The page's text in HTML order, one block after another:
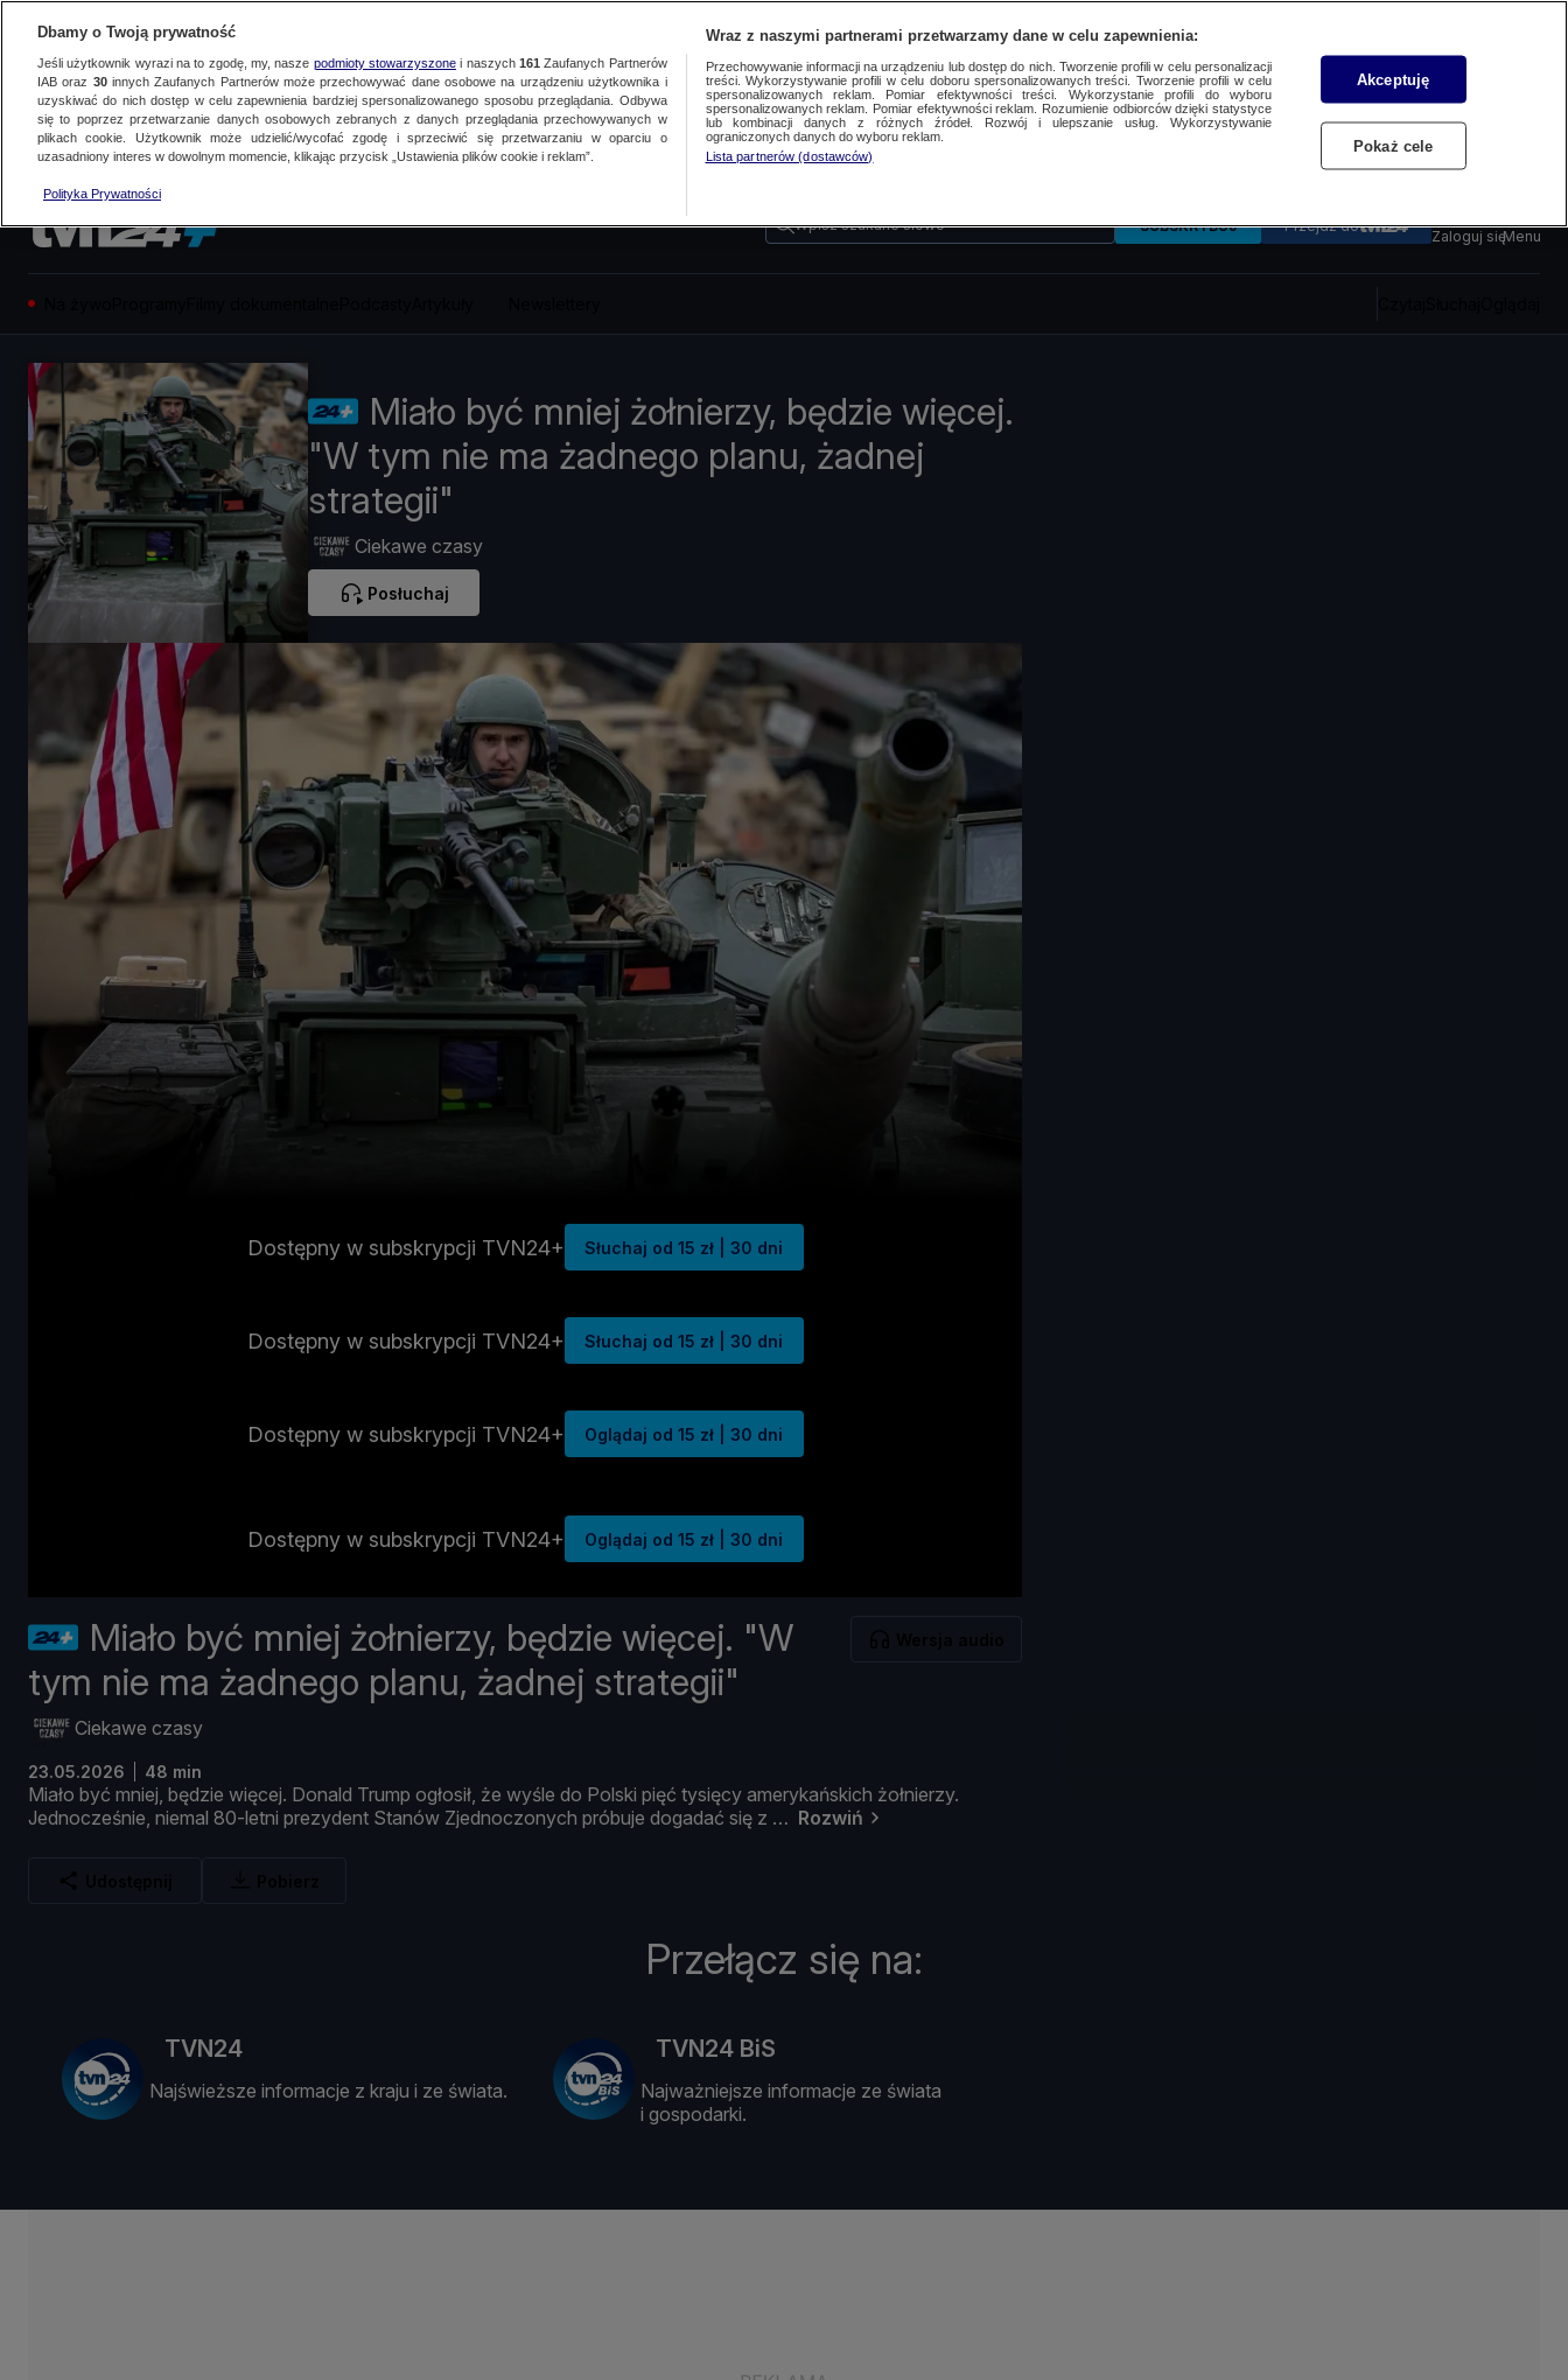
Wpisz szukane słowo SUBSKRYBUJ Przejdź do
Zaloguj sięMenu
Miało być mniej żołnierzy, będzie więcej.
"W tym nie ma żadnego planu, żadnej
strategii"
Ciekawe czasy
Posłuchaj
Dostępny w subskrypcji TVN24+ Słuchaj od 15 zł | 30 dni
Dostępny w subskrypcji TVN24+ Słuchaj od 15 zł | 30 dni
Dostępny w subskrypcji TVN24+ Oglądaj od 15 zł | 30 dni
Dostępny w subskrypcji TVN24+ Oglądaj od 15 zł | 30 dni
Miało być mniej żołnierzy, będzie więcej. "W
tym nie ma żadnego planu, żadnej strategii"
Ciekawe czasy
23.05.2026 48 min
Miało być mniej, będzie więcej. Donald Trump ogłosił, że wyśle do Polski pięć tysięcy amerykańskich żołnierzy.
Jednocześnie, niemal 80-letni prezydent Stanów Zjednoczonych próbuje dogadać się z Rozwiń
Przełącz się na:
TVN24
Najświeższe informacje z kraju i ze świata.
TVN24 BiS
Najważniejsze informacje ze świata
i gospodarki.
Dbamy o Twoją prywatność
Jeśli użytkownik wyrazi na to zgodę, my, nasze podmioty stowarzyszonei naszych 161 Zaufanych Partnerów
IAB oraz 30innych Zaufanych Partnerów może przechowywać dane osobowe na urządzeniu użytkownika i
uzyskiwać do nich dostęp w celu zapewnienia bardziej spersonalizowanego sposobu przeglądania. Odbywa
się to poprzez przetwarzanie danych osobowych zebranych z danych przeglądania przechowywanych w
plikach cookie. Użytkownik może udzielić/wycofać zgodę i sprzeciwić się przetwarzaniu w oparciu o
uzasadniony interes w dowolnym momencie, klikając przycisk „Ustawienia plików cookie i reklam”.
Polityka Prywatności
Wraz z naszymi partnerami przetwarzamy dane w celu zapewnienia:
Przechowywanie informacji na urządzeniu lub dostęp do nich. Tworzenie profili w celu personalizacji
treści. Wykorzystywanie profili w celu doboru spersonalizowanych treści. Tworzenie profili w celu
spersonalizowanych reklam. Pomiar efektywności treści. Wykorzystanie profili do wyboru
spersonalizowanych reklam. Pomiar efektywności reklam. Rozumienie odbiorców dzięki statystyce
lub kombinacji danych z różnych źródeł. Rozwój i ulepszanie usług. Wykorzystywanie
ograniczonych danych do wyboru reklam.
Lista partnerów (dostawców)
Akceptuję
Pokaż cele